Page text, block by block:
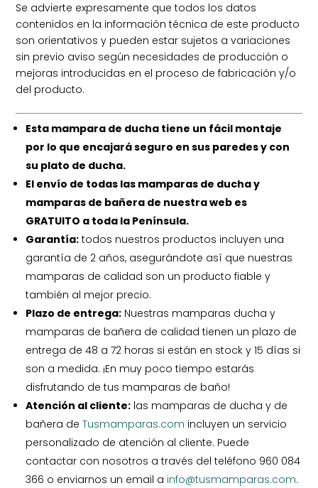
Se advierte expresamente que todos los datos
contenidos en la información técnica de este producto
son orientativos y pueden estar sujetos a variaciones
sin previo aviso según necesidades de producción o
mejoras introducidas en el proceso de fabricación y/o
del producto.
Esta mampara de ducha tiene un fácil montaje
por lo que encajará seguro en sus paredes y con
su plato de ducha.
El envío de todas las mamparas de ducha y
mamparas de bañera de nuestra web es
GRATUITO a toda la Península.
Garantía: todos nuestros productos incluyen una
garantía de 2 años, asegurándote así que nuestras
mamparas de calidad son un producto fiable y
también al mejor precio.
Plazo de entrega: Nuestras mamparas ducha y
mamparas de bañera de calidad tienen un plazo de
entrega de 48 a 72 horas si están en stock y 15 días si
son a medida. ¡En muy poco tiempo estarás
disfrutando de tus mamparas de baño!
Atención al cliente: las mamparas de ducha y de
bañera deTusmamparas.com incluyen un servicio
personalizado de atención al cliente. Puede
contactar con nosotros a través del teléfono 960 084
366 o enviarnos un email a info@tusmamparas.com.